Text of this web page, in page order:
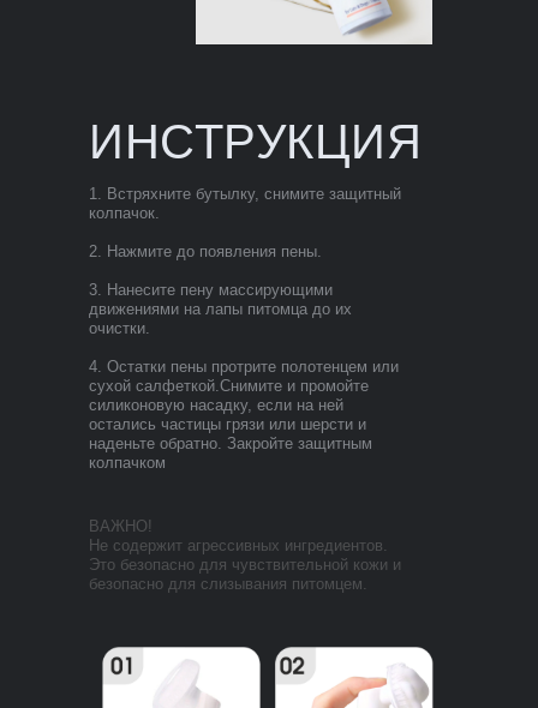
1. Встряхните бутылку, снимите защитный
колпачок.
2. Нажмите до появления пены.
3. Нанесите пену массирующими
движениями на лапы питомца до их
очистки.
4. Остатки пены протрите полотенцем или
сухой салфеткой.Снимите и промойте
силиконовую насадку, если на ней
остались частицы грязи или шерсти и
наденьте обратно. Закройте защитным
колпачком
ИНСТРУКЦИЯ
ВАЖНО!
Не содержит агрессивных ингредиентов.
Это безопасно для чувствительной кожи и
безопасно для слизывания питомцем.